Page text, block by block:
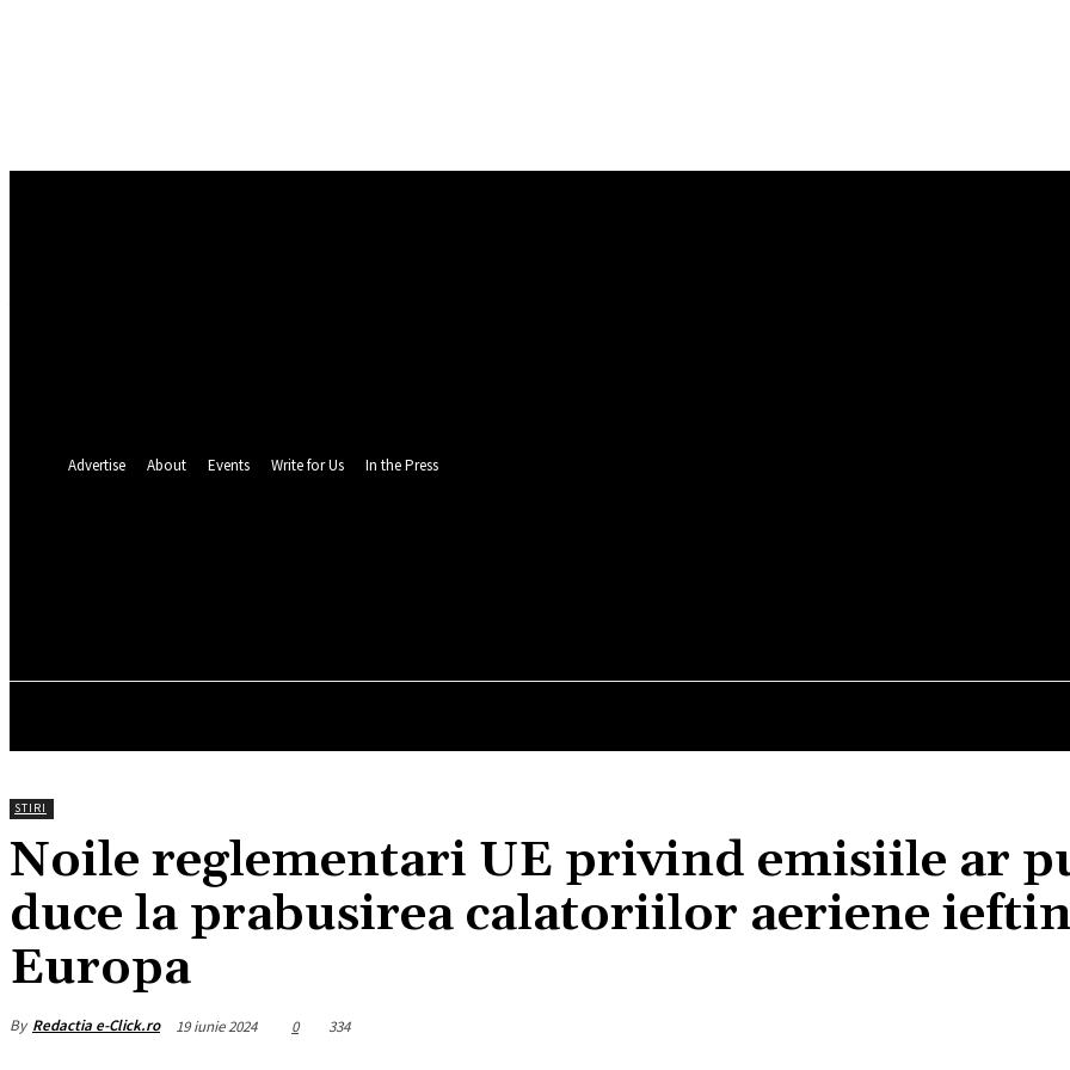
Advertise About Events Write for Us In the Press
STIRI
Noile reglementari UE privind emisiile ar
duce la prabusirea calatoriilor aeriene
Europa
By Redactia e-Click.ro 19 iunie 2024 0 334